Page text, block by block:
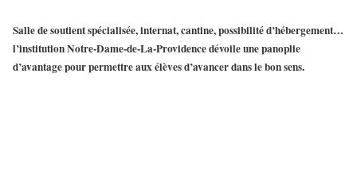
Salle de soutient spécialisée, internat, cantine, possibilité d’hébergement…
l’institution Notre-Dame-de-La-Providencedévoile une panoplie
d’avantage pour permettre aux élèves d’avancer dans le bon sens.